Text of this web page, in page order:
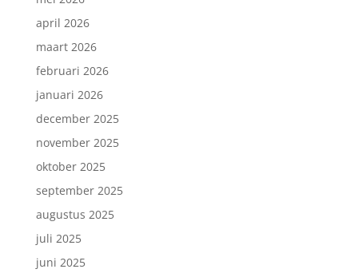
april 2026
maart 2026
februari 2026
januari 2026
december 2025
november 2025
oktober 2025
september 2025
augustus 2025
juli 2025
juni 2025